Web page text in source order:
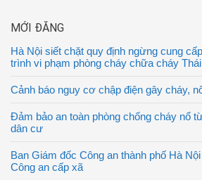
MỚI ĐĂNG
Hà Nội siết chặt quy định ngừng cung
trình vi phạm phòng cháy chữa cháy
Cảnh báo nguy cơ chập điện gây cháy,
Đảm bảo an toàn phòng chống cháy nổ
dân cư
Ban Giám đốc Công an thành phố Hà
Công an cấp xã